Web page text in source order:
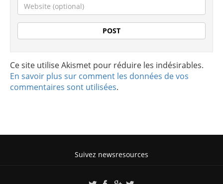
Ce site utilise Akismet pour réduire les indésirables.
En savoir plus sur comment les données de vos
commentaires sont utilisées.
Suivez newsresources